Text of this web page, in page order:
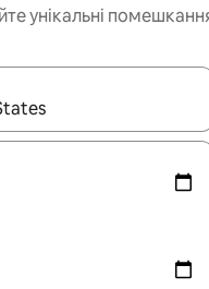
унікальні
використовуйте